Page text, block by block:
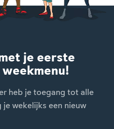
je eerste
heb je toegang tot alle
wekelijks een nieuw